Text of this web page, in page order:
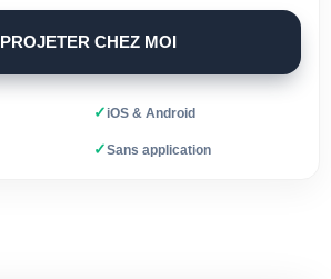
PROJETER CHEZ MOI
✓iOS & Android
✓Sans application